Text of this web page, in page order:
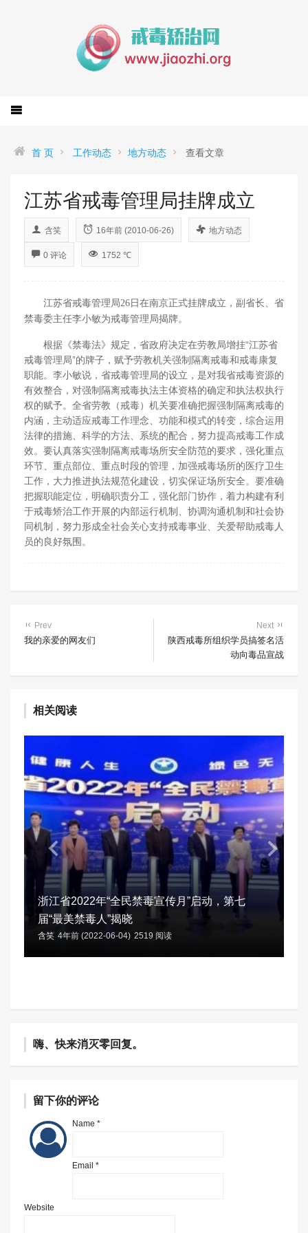
首 页 工作动态 地方动态 查看文章
江苏省戒毒管理局挂牌成立
含笑 16年前 (2010-06-26) 地方动态
0 评论 1752 ℃
江苏省戒毒管理局26日在南京正式挂牌成立，副省长、省
禁毒委主任李小敏为戒毒管理局揭牌。
根据《禁毒法》规定，省政府决定在劳教局增挂“江苏省
戒毒管理局”的牌子，赋予劳教机关强制隔离戒毒和戒毒康复
职能。李小敏说，省戒毒管理局的设立，是对我省戒毒资源的
有效整合，对强制隔离戒毒执法主体资格的确定和执法权执行
权的赋予。全省劳教（戒毒）机关要准确把握强制隔离戒毒的
内涵，主动适应戒毒工作理念、功能和模式的转变，综合运用
法律的措施、科学的方法、系统的配合，努力提高戒毒工作成
效。要认真落实强制隔离戒毒场所安全防范的要求，强化重点
环节、重点部位、重点时段的管理，加强戒毒场所的医疗卫生
工作，大力推进执法规范化建设，切实保证场所安全。要准确
把握职能定位，明确职责分工，强化部门协作，着力构建有利
于戒毒矫治工作开展的内部运行机制、协调沟通机制和社会协
同机制，努力形成全社会关心支持戒毒事业、关爱帮助戒毒人
员的良好氛围。
Prev
我的亲爱的网友们
Next
陕西戒毒所组织学员搞签名活
动向毒品宣战
相关阅读
浙江省2022年“全民禁毒宣传月”启动，第七
届“最美禁毒人”揭晓
含笑 4年前 (2022-06-04) 2519 阅读
嗨、快来消灭零回复。
留下你的评论
Name *
Email *
Website